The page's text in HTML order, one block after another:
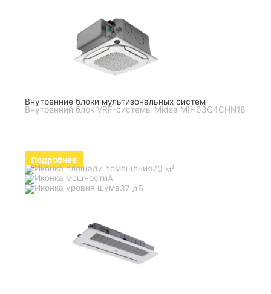
Внутренние блоки мультизональных систем
Внутренний блок VRF-системы Midea MIH63Q4CHN18
Подробнее
70 м²
A
37 дБ